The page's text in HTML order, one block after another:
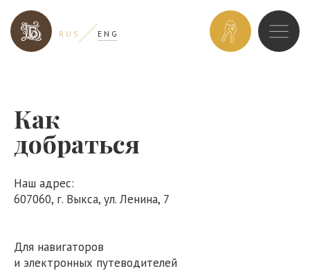
R U S E N G
НОМЕР
Как
добраться
Наш адрес:
607060, г. Выкса, ул. Ленина, 7
Для навигаторов
и электронных путеводителей